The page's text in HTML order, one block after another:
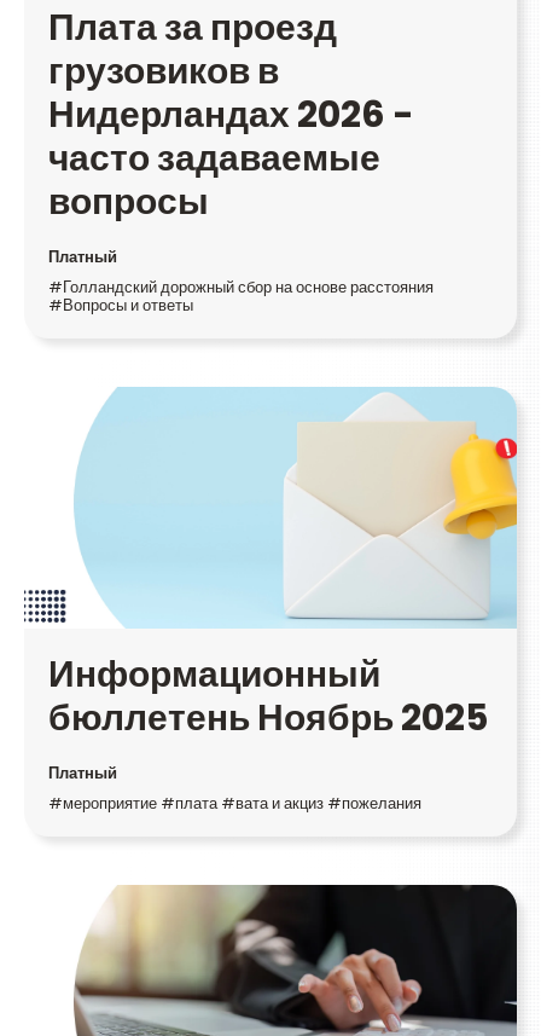
Плата за проезд
грузовиков в
Нидерландах 2026 -
часто задаваемые
вопросы
Платный
#Голландский дорожный сбор на основе расстояния
#Вопросы и ответы
Информационный
бюллетень Ноябрь 2025
Платный
#мероприятие #плата #вата и акциз #пожелания